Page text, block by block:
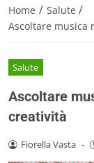
Home / Salute /
Ascoltare musica
Salute
Ascoltare
creatività
Fiorella Vasta -